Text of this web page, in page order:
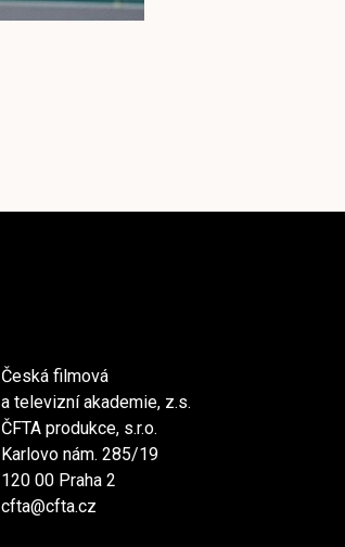
Česká filmová
a televizní akademie, z.s.
ČFTA produkce, s.r.o.
Karlovo nám. 285/19
120 00 Praha 2
cfta@cfta.cz